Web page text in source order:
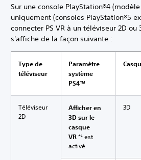
Sur une console PlayStation®4
uniquement (consoles PlayStation®5
connecter PS VR à un téléviseur 2D ou
s'affiche de la façon suivante :
Type de
téléviseur
Paramètre
système
PS4™
Téléviseur
2D
Afficher en
3D sur le
casque
VR*4
est
activé
3D